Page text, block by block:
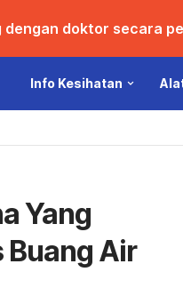
dengan doktor secara
Info Kesihatan
Yang
Buang Air